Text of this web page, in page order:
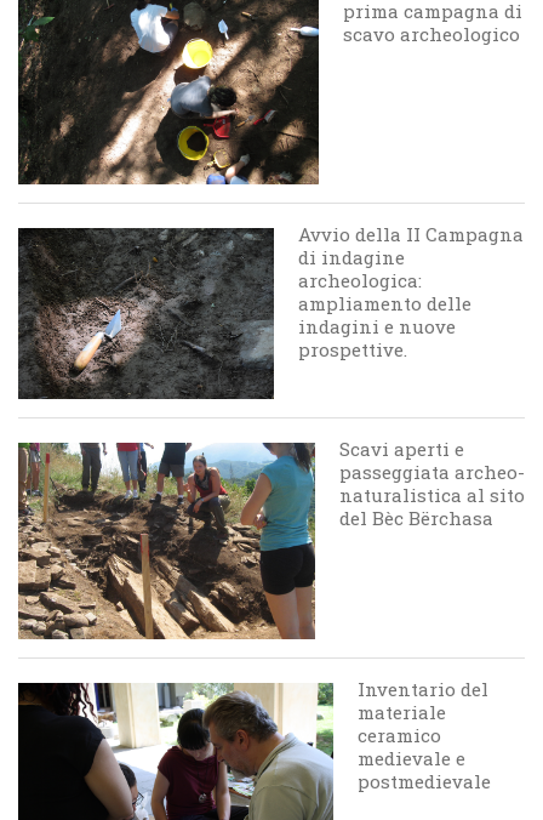
prima campagna di
scavo archeologico
Avvio della II Campagna
di indagine
archeologica:
ampliamento delle
indagini e nuove
prospettive.
Scavi aperti e
passeggiata archeo-
naturalistica al sito
del Bèc Bërchasa
Inventario del
materiale
ceramico
medievale e
postmedievale